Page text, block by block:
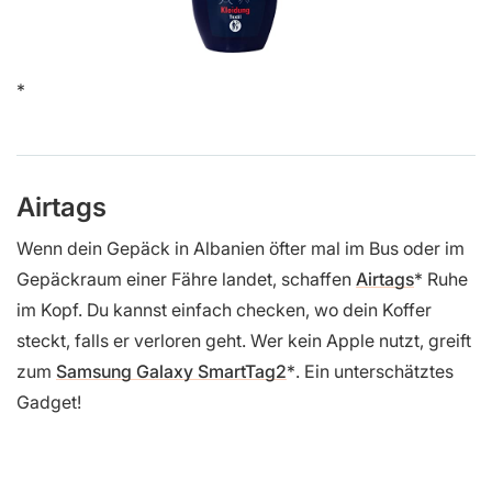
Airtags
Wenn dein Gepäck in Albanien öfter mal im Bus oder im
Gepäckraum einer Fähre landet, schaffen Airtags
Ruhe
im Kopf. Du kannst einfach checken, wo dein Koffer
steckt, falls er verloren geht. Wer kein Apple nutzt, greift
zum Samsung Galaxy SmartTag2 . Ein unterschätztes
Gadget!